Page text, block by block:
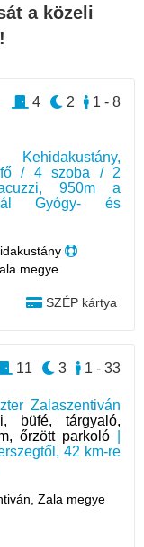
a közeli
fő / 4 szoba / 2
950m a
Gyógy- és
megye
SZÉP kártya
1 - 8
2
4
Zalaszentiván
büfé, tárgyaló,
őrzött parkoló
42 km-re
Zala megye
1 - 33
3
11